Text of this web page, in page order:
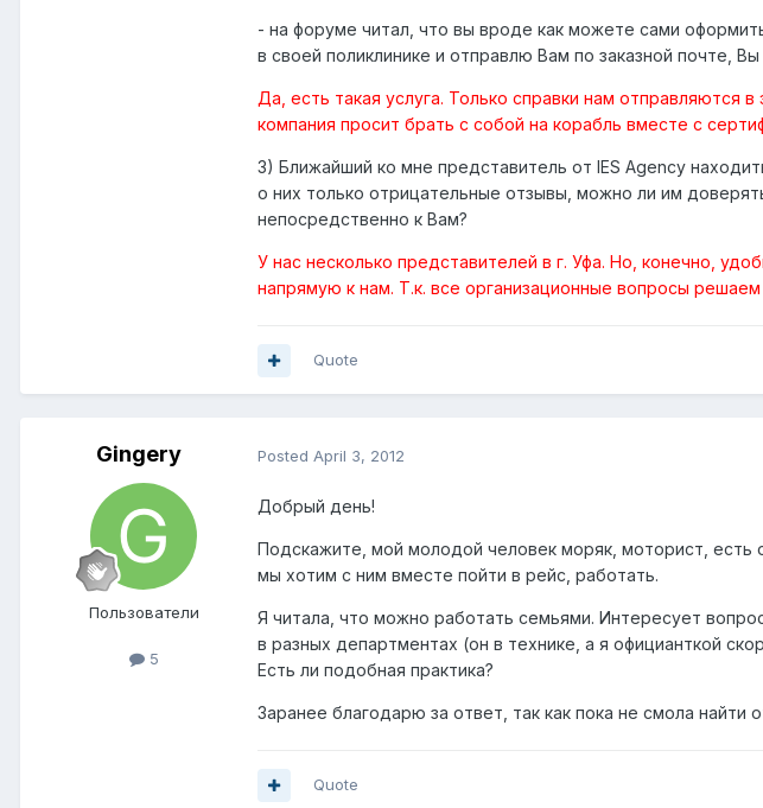
- на форуме читал, что вы вроде как можете сами
в своей поликлинике и отправлю Вам по заказной почте,
Да, есть такая услуга. Только справки нам отправляются
компания просит брать с собой на корабль вместе с
3) Ближайший ко мне представитель от IES Agency
о них только отрицательные отзывы, можно ли им
непосредственно к Вам?
У нас несколько представителей в г. Уфа. Но, конечно,
напрямую к нам. Т.к. все организационные вопросы
Quote
Gingery
Пользователи
5
Posted April 3, 2012
Добрый день!
Подскажите, мой молодой человек моряк, моторист, есть
мы хотим с ним вместе пойти в рейс, работать.
Я читала, что можно работать семьями. Интересует
в разных департментах (он в технике, а я официанткой
Есть ли подобная практика?
Заранее благодарю за ответ, так как пока не смола найти
Quote